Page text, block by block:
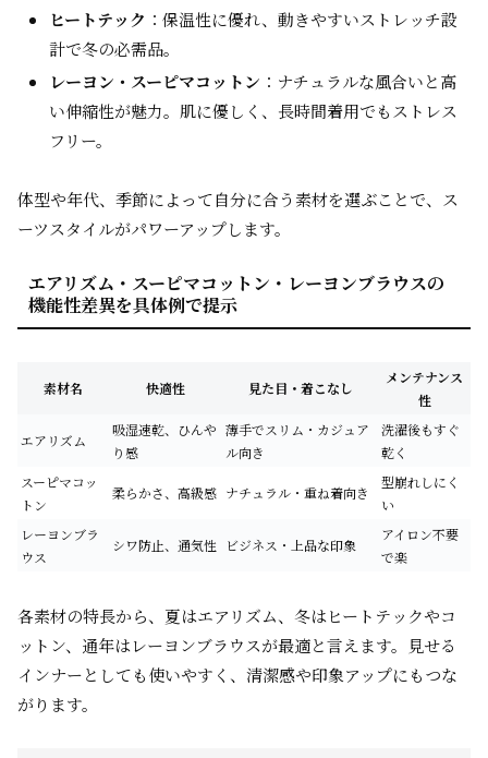
ヒートテック ：保温性に優れ、動きやすいストレッチ設
計で冬の必需品。
レーヨン・スーピマコットン ：ナチュラルな風合いと高
い伸縮性が魅力。肌に優しく、長時間着用でもストレス
フリー。
体型や年代、季節によって自分に合う素材を選ぶことで、ス
ーツスタイルがパワーアップします。
エアリズム・スーピマコットン・レーヨンブラウスの
機能性差異を具体例で提示
素材名 快適性 見た目・着こなし
メンテナンス
性
エアリズム
吸湿速乾、ひんや
り感
薄手でスリム・カジュア
ル向き
洗濯後もすぐ
乾く
スーピマコッ
トン
柔らかさ、高級感 ナチュラル・重ね着向き
型崩れしにく
い
レーヨンブラ
ウス
シワ防止、通気性 ビジネス・上品な印象
アイロン不要
で楽
各素材の特長から、 夏はエアリズム、冬はヒートテックやコ
ットン、通年はレーヨンブラウスが最適と言えます。見せる
インナーとしても使いやすく、清潔感や印象アップにもつな
がります。